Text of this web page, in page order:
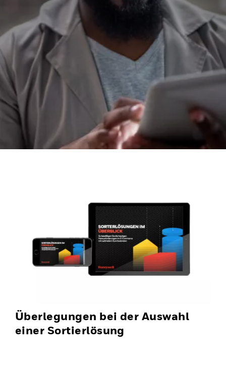
Überlegungen bei der Auswahl
einer Sortierlösung